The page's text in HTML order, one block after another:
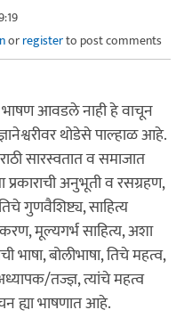
orregisterto post comments
आवडले नाही हे वाचून
थोडेसे पाल्हाळ आहे.
सारस्वतात व समाजात
प्रकाराची अनुभूती व रसग्रहण,
गुणवैशिष्ट्य, साहित्य
मूल्यगर्भ साहित्य, अशा
भाषा, बोलीभाषा, तिचे महत्व,
अध्यापक/तज्ज्ञ, त्यांचे महत्व
ह्या भाषणात आहे.